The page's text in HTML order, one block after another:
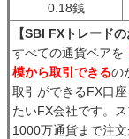
0.18銭
【SBI FXトレード
すべての通貨ペアを
模から取引できるの
取引ができるFX口
たいFX会社です。
1000万通貨まで注